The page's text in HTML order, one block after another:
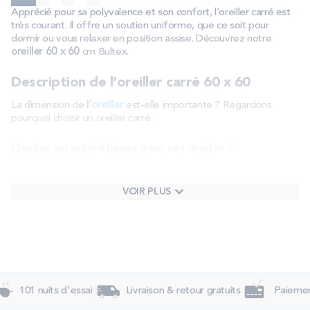
Apprécié pour sa polyvalence et son confort, l’oreiller carré est
très courant. Il offre un soutien uniforme, que ce soit pour
dormir ou vous relaxer en position assise. Découvrez notre
oreiller 60 x 60 cm Bultex.
Description de l’oreiller carré 60 x 60
La dimension de l’oreiller est-elle importante ? Regardons
pourquoi choisir un oreiller carré.
oreiller 40 x 60 cm et l’
Cette dimension d’oreiller octroie de nombreux avantages,
VOIR PLUS
101 nuits d'essai Livraison & retour gratuits